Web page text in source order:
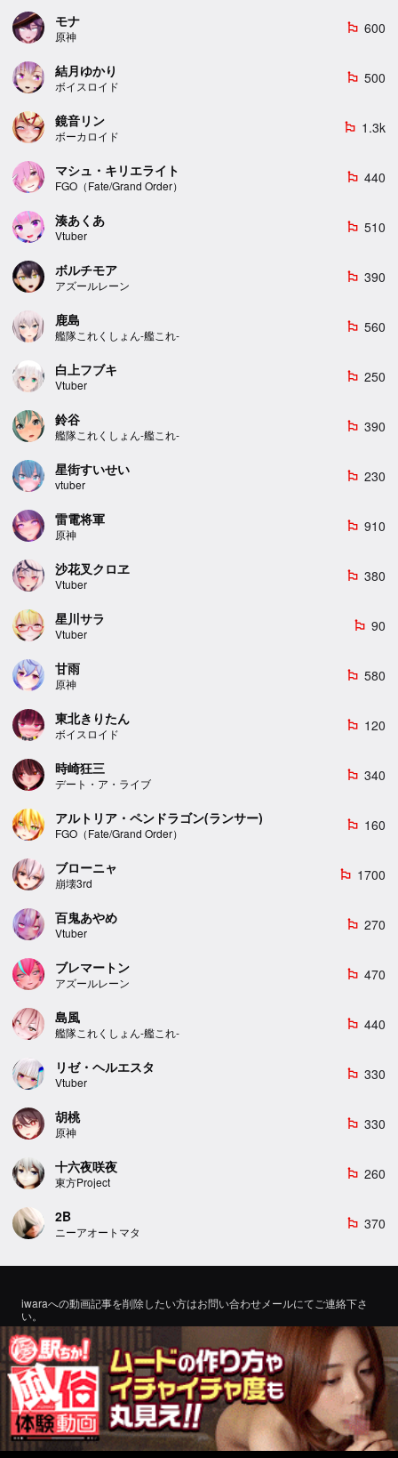
モナ
原神
emoji_flags 600
結月ゆかり
ボイスロイド
emoji_flags 500
鏡音リン
ボーカロイド
emoji_flags 1.3k
マシュ・キリエライト
FGO（Fate/Grand Order）
emoji_flags 440
湊あくあ
Vtuber
emoji_flags 510
ボルチモア
アズールレーン
emoji_flags 390
鹿島
艦隊これくしょん-艦これ-
emoji_flags 560
白上フブキ
Vtuber
emoji_flags 250
鈴谷
艦隊これくしょん-艦これ-
emoji_flags 390
星街すいせい
vtuber
emoji_flags 230
雷電将軍
原神
emoji_flags 910
沙花叉クロヱ
Vtuber
emoji_flags 380
星川サラ
Vtuber
emoji_flags 90
甘雨
原神
emoji_flags 580
東北きりたん
ボイスロイド
emoji_flags 120
時崎狂三
デート・ア・ライブ
emoji_flags 340
アルトリア・ペンドラゴン(ランサー)
FGO（Fate/Grand Order）
emoji_flags 160
ブローニャ
崩壊3rd
emoji_flags 1700
百鬼あやめ
Vtuber
emoji_flags 270
ブレマートン
アズールレーン
emoji_flags 470
島風
艦隊これくしょん-艦これ-
emoji_flags 440
リゼ・ヘルエスタ
Vtuber
emoji_flags 330
胡桃
原神
emoji_flags 330
十六夜咲夜
東方Project
emoji_flags 260
2B
ニーアオートマタ
emoji_flags 370
iwaraへの動画記事を削除したい方はお問い合わせメールにてご連絡下さ
い。
If you would like to remove a video article to iwara, please contact us by
email for inquiry.
お問い合わせ ©2022 エロMMDTube